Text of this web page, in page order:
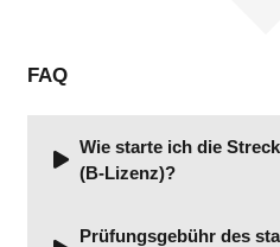
FAQ
Wie starte ich die
(B-Lizenz)?
Prüfungsgebühr des